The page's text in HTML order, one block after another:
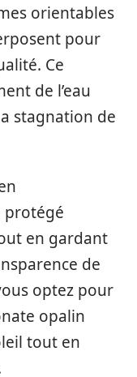
orientables
pour
Ce
de l’eau
stagnation de
protégé
en gardant
de
optez pour
opalin
tout en